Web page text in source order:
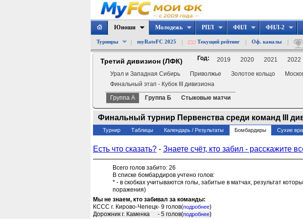
Юноши
Турниры myRateFC 2025 Текущий рейтинг Оф. каналы
Молодежь РПЛ ФНЛ ФНЛ-2
Третий дивизион (ЛФК) Год: 2019 2020 2021 2022
Урал и Западная Сибирь Приволжье Золотое кольцо
Финальный этап - Кубок III дивизиона
Группа А
Группа Б Стыковые матчи
Финальный турнир Первенства среди команд III
Турнир Таблицы Календарь / Результаты Бомбардиры Сухие
Есть что сказать? - Знаете счёт, кто забил - расскажите
Всего голов забито: 26
В списке бомбардиров учтено голов:
* - в скобках учитываются голы, забитые в матчах, результат
поражения)
Мы не знаем, кто забивал за команды:
КССС г. Кирово-Чепецк- 9 голов(подробнее)
Дорожник г. Каменка
- 5 голов(подробнее)